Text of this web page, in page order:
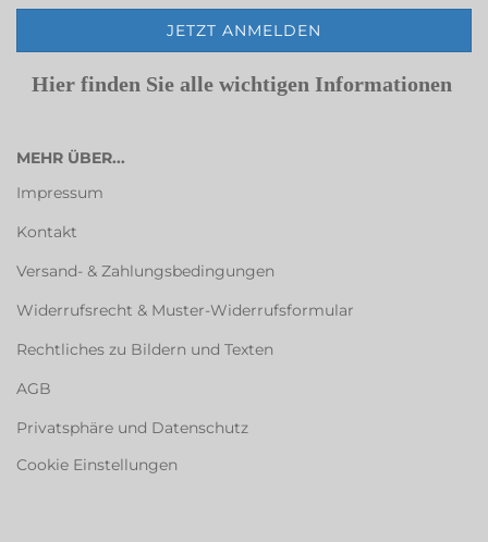
Hier finden Sie alle wichtigen Informationen
MEHR ÜBER...
Impressum
Kontakt
Versand- & Zahlungsbedingungen
Widerrufsrecht & Muster-Widerrufsformular
Rechtliches zu Bildern und Texten
AGB
Privatsphäre und Datenschutz
Cookie Einstellungen